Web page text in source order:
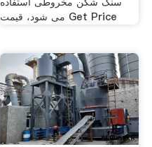
می شود، قیمت Get Price